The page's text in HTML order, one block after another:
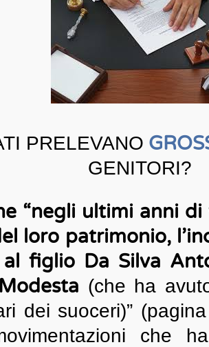
PRELEVANO
GENITORI?
“negli ultimi anni
loro patrimonio,
figlio Da Silva
(che ha
dei suoceri)”
che